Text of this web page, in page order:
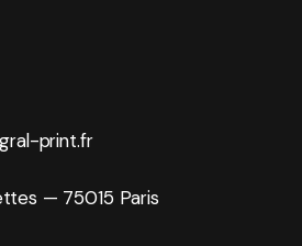
print.fr
— 75015 Paris